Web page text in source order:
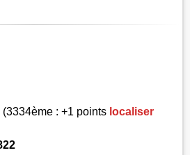
(3334ème : +1 points localiser